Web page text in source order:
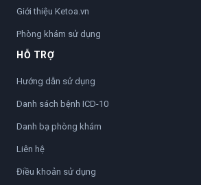
Giới thiệu Ketoa.vn
Phòng khám sử dụng
HỖ TRỢ
Hướng dẫn sử dụng
Danh sách bệnh ICD-10
Danh bạ phòng khám
Liên hệ
Điều khoản sử dụng